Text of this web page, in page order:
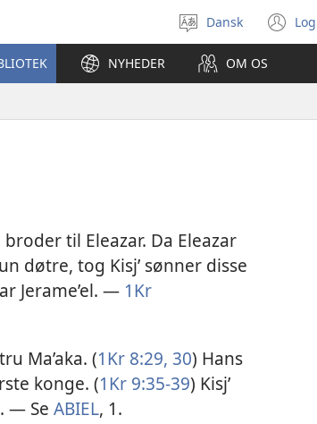
Vælg
sprog
Dansk
NYHEDER OM OS
til Eleazar. Da Eleazar
døtre, tog Kisj’ sønner disse
Jerame’el. — 1Kr
Ma’aka. (1Kr 8:29, 30) Hans
konge. (1Kr 9:35-39) Kisj’
— Se ABIEL, 1.